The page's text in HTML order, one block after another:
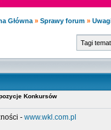
Główna » Sprawy forum »
Tagi
Konkursów
- www.wkl.com.pl